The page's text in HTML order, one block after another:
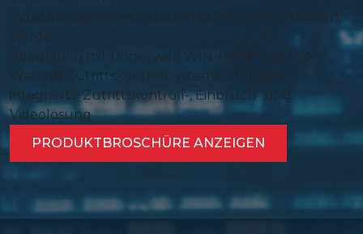
Videomanagementsystem MAXPRO VMS integriert
werden
Integration mit Honeywell WIN-PAK® und Pro-
Watch® Zutrittskontrollsystemen für eine
integrierte Zutrittskontroll-, Einbruch- und
Videolösung
PRODUKTBROSCHÜRE ANZEIGEN